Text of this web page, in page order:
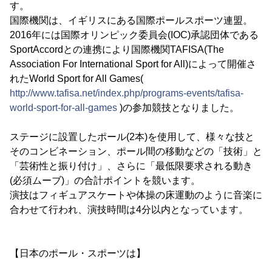
す。
国際機関は、イギリスにある国際ポールスポーツ連盟。
2016年には国際オリンピック委員会(IOC)承認団体である
SportAccordとの連携により国際機関TAFISA(The
Association For International Sport for All)によって開催さ
れたWorld Sport for All Games(
http://www.tafisa.net/index.php/programs-events/tafisa-
world-sport-for-all-games )の参加競技となりました。
ステージに設置したポール(2本)を使用して、様々な技と
そのコンビネーション、ポール間の移動などの「技術」と
「芸術性と振り付け」、さらに「最低限要求される動き
(必須ムーブ)」の合計ポイントを競います。
演技はフィギュアスケートや体操の床運動のように音楽に
合わせて行われ、演技時間は4分以内となっています。
【日本のポール・スポーツは】